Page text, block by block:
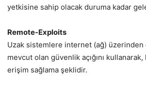
yetkisine sahip olacak duruma kadar
Remote-Exploits
Uzak sistemlere internet (ağ) üzerinden
mevcut olan güvenlik açığını
erişim sağlama şeklidir.